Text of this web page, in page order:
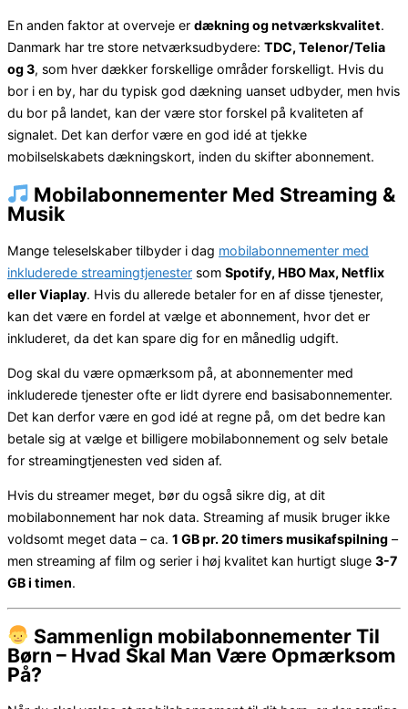
En anden faktor at overveje er dækning og netværkskvalitet.
Danmark har tre store netværksudbydere: TDC, Telenor/Telia
og 3, som hver dækker forskellige områder forskelligt. Hvis du
bor i en by, har du typisk god dækning uanset udbyder, men hvis
du bor på landet, kan der være stor forskel på kvaliteten af
signalet. Det kan derfor være en god idé at tjekke
mobilselskabets dækningskort, inden du skifter abonnement.
Mobilabonnementer Med Streaming &
Musik
Mange teleselskaber tilbyder i dag mobilabonnementer med
inkluderede streamingtjenester som Spotify, HBO Max, Netflix
eller Viaplay. Hvis du allerede betaler for en af disse tjenester,
kan det være en fordel at vælge et abonnement, hvor det er
inkluderet, da det kan spare dig for en månedlig udgift.
Dog skal du være opmærksom på, at abonnementer med
inkluderede tjenester ofte er lidt dyrere end basisabonnementer.
Det kan derfor være en god idé at regne på, om det bedre kan
betale sig at vælge et billigere mobilabonnement og selv betale
for streamingtjenesten ved siden af.
Hvis du streamer meget, bør du også sikre dig, at dit
mobilabonnement har nok data. Streaming af musik bruger ikke
voldsomt meget data – ca. 1 GB pr. 20 timers musikafspilning –
men streaming af film og serier i høj kvalitet kan hurtigt sluge 3-7
GB i timen.
Sammenlign mobilabonnementer Til
Børn – Hvad Skal Man Være Opmærksom
På?